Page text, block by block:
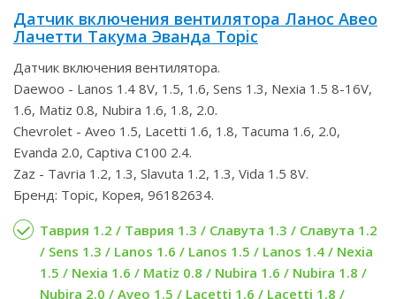
Датчик включения вентилятора Ланос Авео
Лачетти Такума Эванда Topic
Датчик включения вентилятора.
Daewoo - Lanos 1.4 8V, 1.5, 1.6, Sens 1.3, Nexia 1.5 8-16V,
1.6, Matiz 0.8, Nubira 1.6, 1.8, 2.0.
Chevrolet - Aveo 1.5, Lacetti 1.6, 1.8, Tacuma 1.6, 2.0,
Evanda 2.0, Captiva C100 2.4.
Zaz - Tavria 1.2, 1.3, Slavuta 1.2, 1.3, Vida 1.5 8V.
Бренд: Topic, Корея, 96182634.
Таврия 1.2 / Таврия 1.3 / Славута 1.3 / Славута 1.2
/ Sens 1.3 / Lanos 1.6 / Lanos 1.5 / Lanos 1.4 / Nexia
1.5 / Nexia 1.6 / Matiz 0.8 / Nubira 1.6 / Nubira 1.8 /
Nubira 2.0 / Aveo 1.5 / Lacetti 1.6 / Lacetti 1.8 /